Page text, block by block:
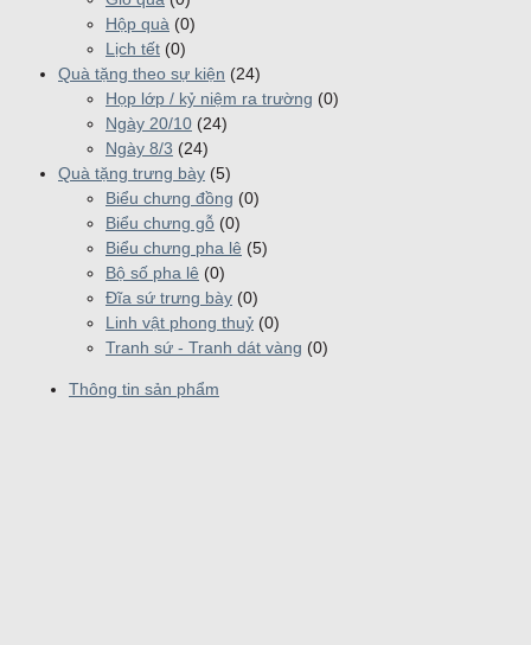
Hộp quà (0)
Lịch tết (0)
Quà tặng theo sự kiện (24)
Họp lớp / kỷ niệm ra trường (0)
Ngày 20/10 (24)
Ngày 8/3 (24)
Quà tặng trưng bày (5)
Biểu chưng đồng (0)
Biểu chưng gỗ (0)
Biểu chưng pha lê (5)
Bộ số pha lê (0)
Đĩa sứ trưng bày (0)
Linh vật phong thuỷ (0)
Tranh sứ - Tranh dát vàng (0)
Thông tin sản phẩm